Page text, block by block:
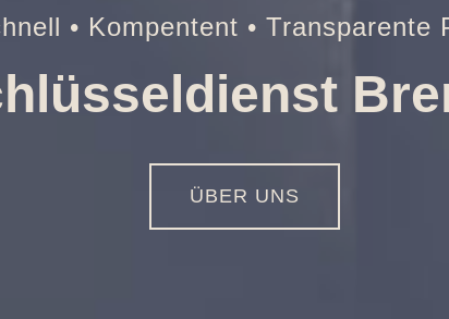
Tresor • Auto •
aller Art